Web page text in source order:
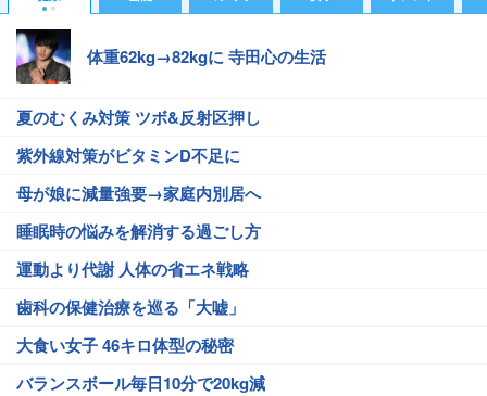
体重62kg→82kgに 寺田心の生活
夏のむくみ対策 ツボ&反射区押し
紫外線対策がビタミンD不足に
母が娘に減量強要→家庭内別居へ
睡眠時の悩みを解消する過ごし方
運動より代謝 人体の省エネ戦略
歯科の保健治療を巡る「大嘘」
大食い女子 46キロ体型の秘密
バランスボール毎日10分で20kg減